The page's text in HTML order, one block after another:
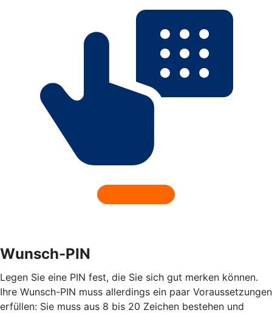
Wunsch-PIN
Legen Sie eine PIN fest, die Sie sich gut merken können.
Ihre Wunsch-PIN muss allerdings ein paar Voraussetzungen
erfüllen: Sie muss aus 8 bis 20 Zeichen bestehen und